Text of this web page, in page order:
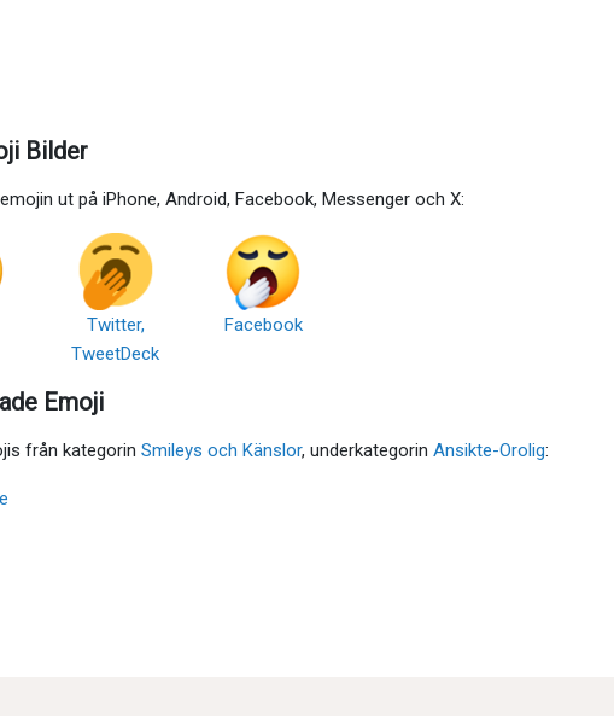
Bilder
ut på iPhone, Android, Facebook, Messenger och X:
Twitter,
TweetDeck
Facebook
Emoji
från kategorin Smileys och Känslor, underkategorin Ansikte-Orolig: